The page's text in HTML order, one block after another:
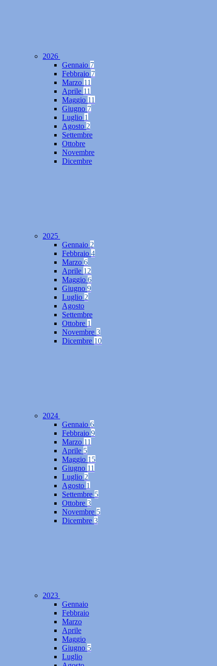
2026
Gennaio 7
Febbraio 7
Marzo 11
Aprile 11
Maggio 11
Giugno 7
Luglio 1
Agosto 2
Settembre
Ottobre
Novembre
Dicembre
2025
Gennaio 2
Febbraio 4
Marzo 6
Aprile 12
Maggio 6
Giugno 9
Luglio 2
Agosto
Settembre
Ottobre 1
Novembre 3
Dicembre 10
2024
Gennaio 6
Febbraio 9
Marzo 11
Aprile 5
Maggio 15
Giugno 11
Luglio 2
Agosto 1
Settembre 5
Ottobre 3
Novembre 5
Dicembre 3
2023
Gennaio
Febbraio
Marzo
Aprile
Maggio
Giugno 5
Luglio